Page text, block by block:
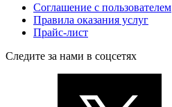
Соглашение с пользователем
Правила оказания услуг
Прайс-лист
Следите за нами в соцсетях